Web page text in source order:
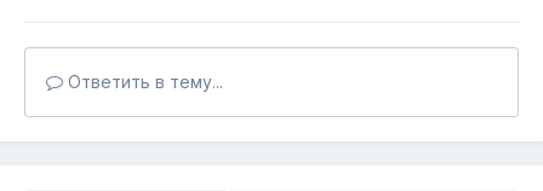
Ответить в тему...